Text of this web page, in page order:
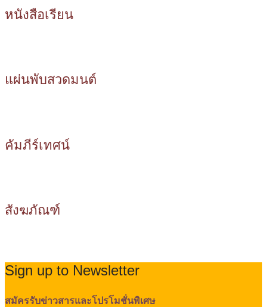
หนังสือเรียน
แผ่นพับสวดมนต์
คัมภีร์เทศน์
สังฆภัณฑ์
Sign up to Newsletter
สมัครรับข่าวสารและโปรโมชั่นพิเศษ